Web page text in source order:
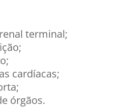
terminal;
cardíacas;
órgãos.